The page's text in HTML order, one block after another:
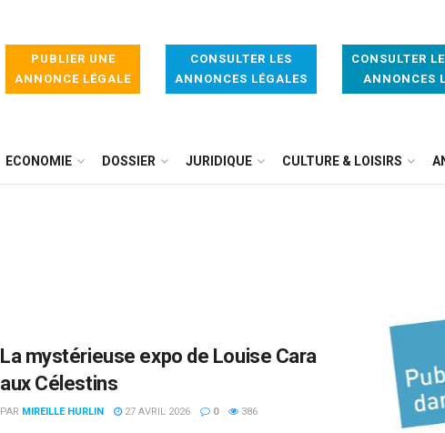
PUBLIER UNE
ANNONCE LÉGALE
CONSULTER LES
ANNONCES LÉGALES
CONSULTER
ANNONCES
ECONOMIE DOSSIER JURIDIQUE CULTURE & LOISIRS
La mystérieuse expo de Louise Cara
aux Célestins
PAR MIREILLE HURLIN 27 AVRIL 2026 0 386